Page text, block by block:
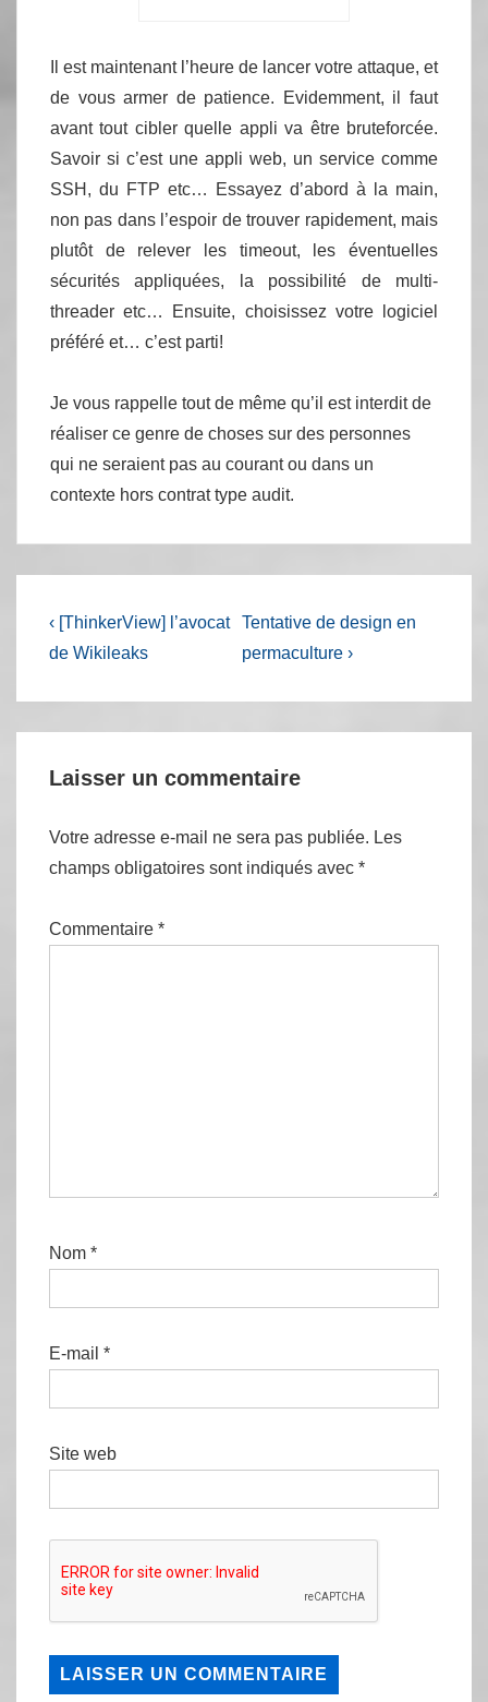
Il est maintenant l’heure de lancer votre attaque, et
de vous armer de patience. Evidemment, il faut
avant tout cibler quelle appli va être bruteforcée.
Savoir si c’est une appli web, un service comme
SSH, du FTP etc… Essayez d’abord à la main,
non pas dans l’espoir de trouver rapidement, mais
plutôt de relever les timeout, les éventuelles
sécurités appliquées, la possibilité de multi-
threader etc… Ensuite, choisissez votre logiciel
préféré et… c’est parti!
Je vous rappelle tout de même qu’il est interdit de
réaliser ce genre de choses sur des personnes
qui ne seraient pas au courant ou dans un
contexte hors contrat type audit.
Navigation
de
l’article
Previous
Post
‹ [ThinkerView] l’avocat
de Wikileaks
Next
Post
Tentative de design en
permaculture ›
Laisser un commentaire
Votre adresse e-mail ne sera pas publiée. Les
champs obligatoires sont indiqués avec *
Commentaire *
Nom *
E-mail *
Site web